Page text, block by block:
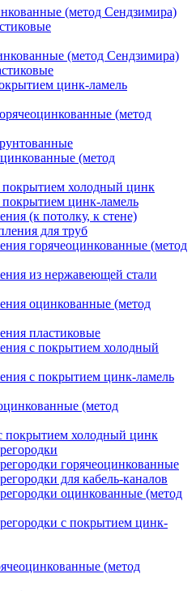
(метод Сендзимира)
(метод Сендзимира)
цинк-ламель
(метод
(метод
холодный цинк
цинк-ламель
(к потолку, к стене)
для труб
горячеоцинкованные (метод
из нержавеющей стали
оцинкованные (метод
пластиковые
с покрытием холодный
с покрытием цинк-ламель
(метод
покрытием холодный цинк
горячеоцинкованные
для кабель-каналов
оцинкованные (метод
с покрытием цинк-
(метод